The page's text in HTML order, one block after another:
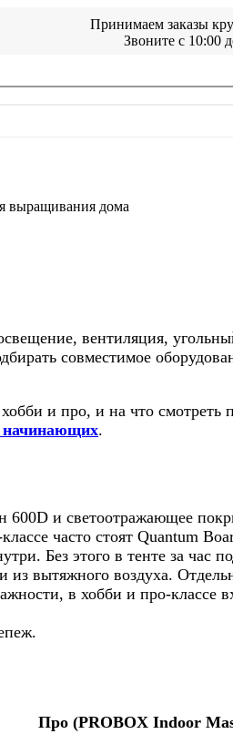
Принимаем заказы
Звоните с 10:00
выращивания дома
вентиляция,
совместимое
и про, и на что
начинающих.
600D и светоотражающее
часто стоят Quantum
Без этого в тенте за час
вытяжного воздуха.
в хобби и про-классе
Про (PROBOX Indoor